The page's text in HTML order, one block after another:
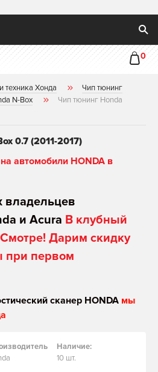
0
техника Хонда
Чип тюнинг
N-Box
Чип тюнинг Honda
0.7 (2011-2017)
автомобили HONDA в
владельцев
и Acura В клубный
Дарим скидку
при первом
сканер HONDA мы
Наличие:
10 шт.